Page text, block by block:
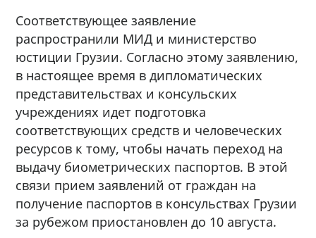
Соответствующее заявление
распространили МИД и министерство
юстиции Грузии. Согласно этому заявлению,
в настоящее время в дипломатических
представительствах и консульских
учреждениях идет подготовка
соответствующих средств и человеческих
ресурсов к тому, чтобы начать переход на
выдачу биометрических паспортов. В этой
связи прием заявлений от граждан на
получение паспортов в консульствах Грузии
за рубежом приостановлен до 10 августа.